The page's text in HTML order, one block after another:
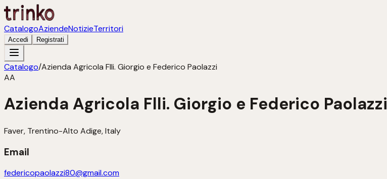
CatalogoAziendeNotizieTerritori
Accedi Registrati
Catalogo/Azienda Agricola Flli. Giorgio e Federico Paolazzi
AA
Azienda Agricola Flli. Giorgio e Federico Paolazzi
Faver, Trentino-Alto Adige, Italy
Email
federicopaolazzi80@gmail.com